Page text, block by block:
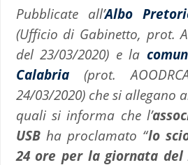
Pubblicate all’Albo
(Ufficio di Gabinetto, prot.
del 23/03/2020) e la
Calabria(prot.
24/03/2020) che si allegano
quali si informa che l’
USBha proclamato “lo
24 ore per la giornata del